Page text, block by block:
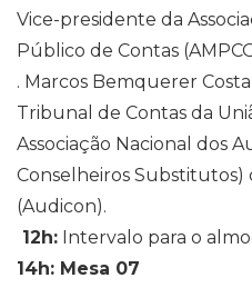
Vice-presidente da
Público de Contas
. Marcos Bemquerer
Tribunal de Contas da
Associação Nacional dos
Conselheiros Substitutos)
(Audicon).
12h: Intervalo para o
14h: Mesa 07